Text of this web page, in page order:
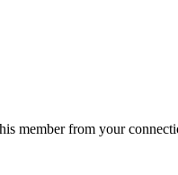
member from your